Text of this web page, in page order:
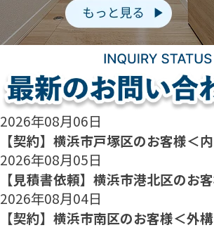
2026年08月06日
【契約】横浜市戸塚区のお客様＜
2026年08月05日
【見積書依頼】横浜市港北区のお
2026年08月04日
【契約】横浜市南区のお客様＜外